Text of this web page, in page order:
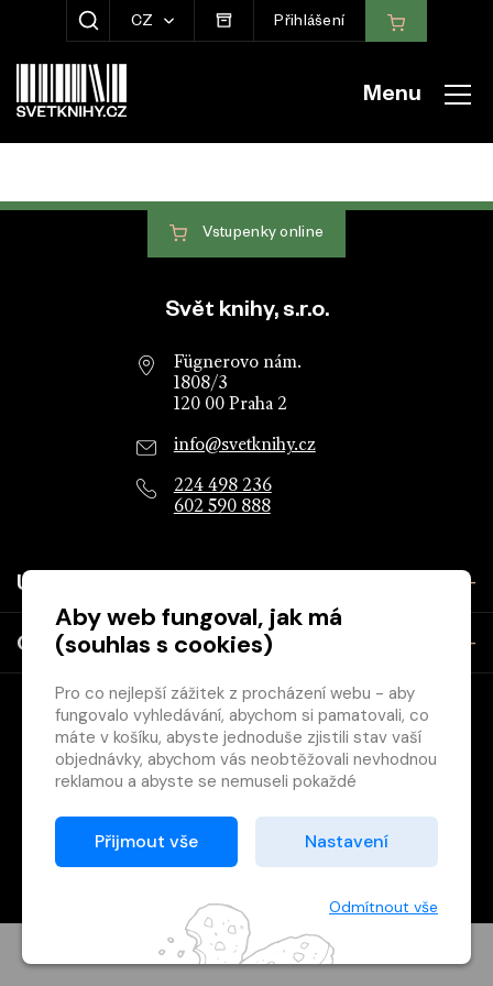
ZOBRAZIT HLEDÁNÍ
CZ Přihlášení
Menu
Patička webu
Vstupenky online
Svět knihy, s.r.o.
Fügnerovo nám.
1808/3
120 00 Praha 2
info@svetknihy.cz
224 498 236
602 590 888
Užitečné
O společnosti
Copyright © 2026 Svět knihy, s.r.o. - společnost Svazu českých
knihkupců a nakladatelů.
Grand IT s.r.o.
Aby web fungoval, jak má
(souhlas s cookies)
Pro co nejlepší zážitek z procházení webu - aby
fungovalo vyhledávání, abychom si pamatovali, co
máte v košíku, abyste jednoduše zjistili stav vaší
objednávky, abychom vás neobtěžovali nevhodnou
reklamou a abyste se nemuseli pokaždé
Proto od vás potřebujeme souhlas se
zpracováním souborů cookies
Děkujeme, že nám ho dáte a pomůžete nám tak
Přijmout vše Nastavení
Odmítnout vše